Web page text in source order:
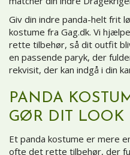
Giv din indre panda-helt frit
kostume fra Gag.dk. Vi
rette tilbehør, så dit outfit
en passende paryk, der
rekvisit, der kan indgå i din
PANDA
GØR DIT LOOK
Et panda kostume er mere
ofte det rette tilbehør, der